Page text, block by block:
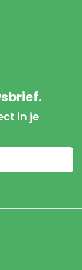
in je